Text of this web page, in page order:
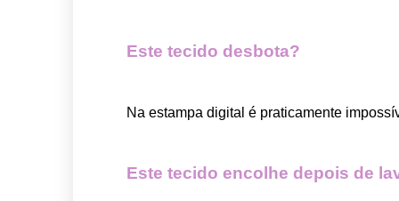
Este tecido desbota?
Na estampa digital é praticamente
Este tecido encolhe depois de